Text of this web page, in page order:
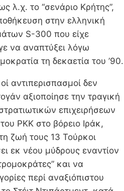
λ.χ. το “σενάριο Κρήτης”,
στην ελληνική
S-300 που είχε
να αναπτύξει λόγω
τη δεκαετία του ’90.
αντιπερισπασμοί δεν
αξιοποίησε την τραγική
επιχειρήσεων
ΡΚΚ στο βόρειο Ιράκ,
ζωή τους 13 Τούρκοι
εκ νέου μύδρους εναντίον
και να
περί αναξιόπιστου